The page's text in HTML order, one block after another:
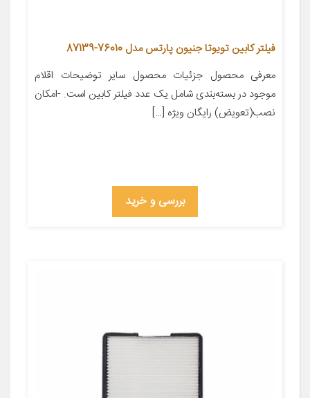
فیلتر کابین تویوتا جنیون پارتس مدل 76010-87139
معرفی محصول جزئیات محصول سایر توضیحات اقلام
موجود در بسته‌بندی شامل یک عدد فیلتر کابین است. -امکان
نصب(تعویض) رایگان ویژه […]
بررسی و خرید